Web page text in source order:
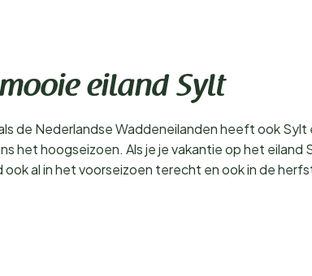
eiland Sylt
de Nederlandse Waddeneilanden heeft ook Sylt
het hoogseizoen. Als je je vakantie op het eiland
al in het voorseizoen terecht en ook in de